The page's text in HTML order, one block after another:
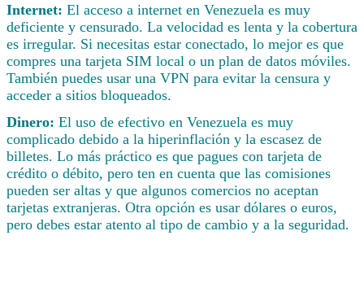
Internet: El acceso a internet en Venezuela es muy
deficiente y censurado. La velocidad es lenta y la cobertura
es irregular. Si necesitas estar conectado, lo mejor es que
compres una tarjeta SIM local o un plan de datos móviles.
También puedes usar una VPN para evitar la censura y
acceder a sitios bloqueados.
Dinero: El uso de efectivo en Venezuela es muy
complicado debido a la hiperinflación y la escasez de
billetes. Lo más práctico es que pagues con tarjeta de
crédito o débito, pero ten en cuenta que las comisiones
pueden ser altas y que algunos comercios no aceptan
tarjetas extranjeras. Otra opción es usar dólares o euros,
pero debes estar atento al tipo de cambio y a la seguridad.